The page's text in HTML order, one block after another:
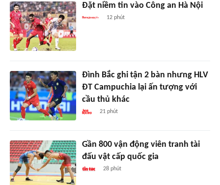
Đặt niềm tin vào Công an Hà Nội
12 phút
Đình Bắc ghi tận 2 bàn nhưng HLV
ĐT Campuchia lại ấn tượng với
cầu thủ khác
21 phút
Gần 800 vận động viên tranh tài
đấu vật cấp quốc gia
28 phút